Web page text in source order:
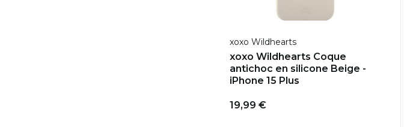
xoxo Wildhearts
xoxo Wildhearts Coque
antichoc en silicone Beige -
iPhone 15 Plus
19,99 €